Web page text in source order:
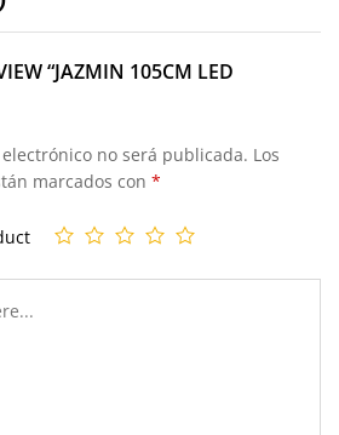
“JAZMIN 105CM LED
no será publicada. Los
marcados con *